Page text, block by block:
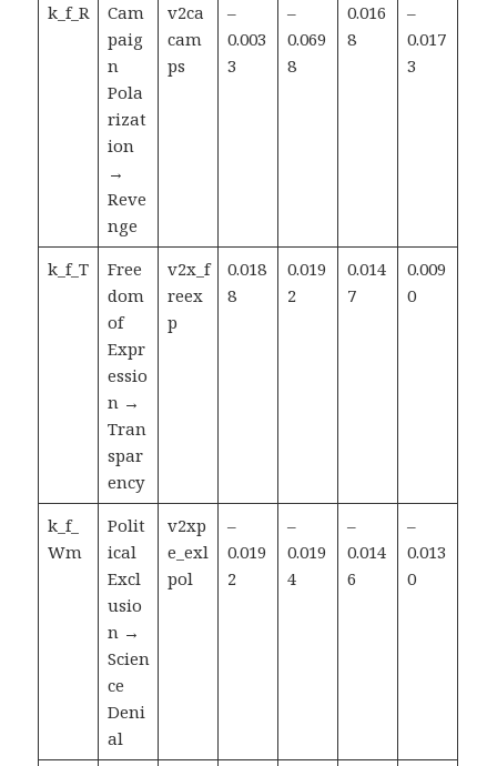
k_f_R
Cam
paig
n
Pola
rizat
ion
→
Reve
nge
v2ca
cam
ps
–
0.003
3
–
0.069
8
0.016
8
–
0.017
3
k_f_T
Free
dom
of
Expr
essio
n →
Tran
spar
ency
v2x_f
reex
p
0.018
8
0.019
2
0.014
7
0.009
0
k_f_
Wm
Polit
ical
Excl
usio
n →
Scien
ce
Deni
al
v2xp
e_exl
pol
–
0.019
2
–
0.019
4
–
0.014
6
–
0.013
0